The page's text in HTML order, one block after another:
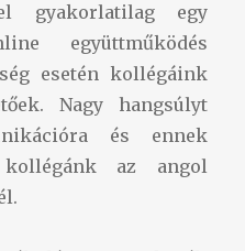
gyakorlatilag egy
együttműködés
esetén kollégáink
Nagy hangsúlyt
és ennek
kollégánk az angol